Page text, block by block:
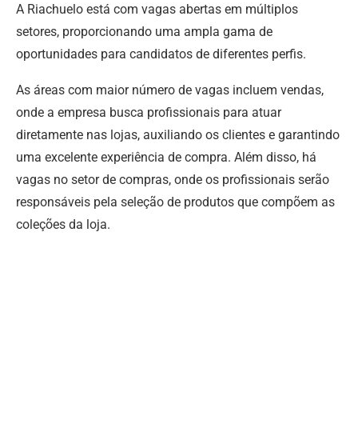
A Riachuelo está com vagas abertas em múltiplos
setores, proporcionando uma ampla gama de
oportunidades para candidatos de diferentes perfis.
As áreas com maior número de vagas incluem vendas,
onde a empresa busca profissionais para atuar
diretamente nas lojas, auxiliando os clientes e garantindo
uma excelente experiência de compra. Além disso, há
vagas no setor de compras, onde os profissionais serão
responsáveis pela seleção de produtos que compõem as
coleções da loja.